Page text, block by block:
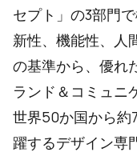
セプト」の3部門
新性、機能性、人
の基準から、優れ
ランド＆コミュニ
世界50か国から約
躍するデザイン専